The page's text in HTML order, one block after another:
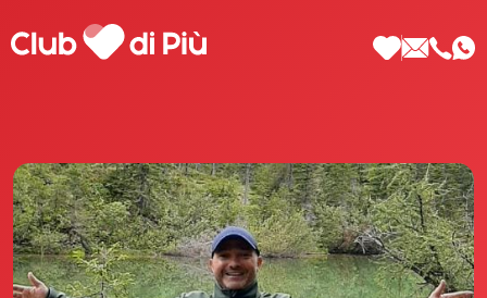
Scopri Club di Più
Le testimonianze Club di Più